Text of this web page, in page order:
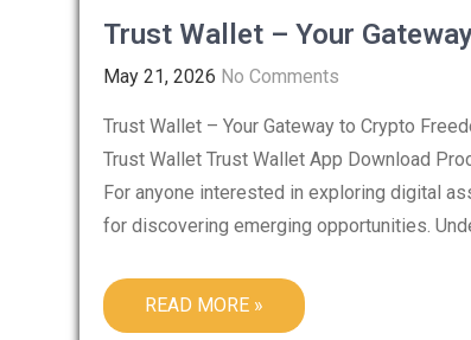
Trust Wallet – Your
May 21, 2026 No Comments
Trust Wallet – Your Gateway to Crypto
Trust Wallet Trust Wallet App Download
For anyone interested in exploring digital
for discovering emerging opportunities.
READ MORE »